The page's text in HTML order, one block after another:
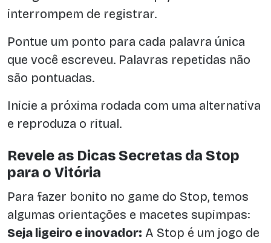
interrompem de registrar.
Pontue um ponto para cada palavra única
que você escreveu. Palavras repetidas não
são pontuadas.
Inicie a próxima rodada com uma alternativa
e reproduza o ritual.
Revele as Dicas Secretas da Stop
para o Vitória
Para fazer bonito no game do Stop, temos
algumas orientações e macetes supimpas:
Seja ligeiro e inovador: A Stop é um jogo de